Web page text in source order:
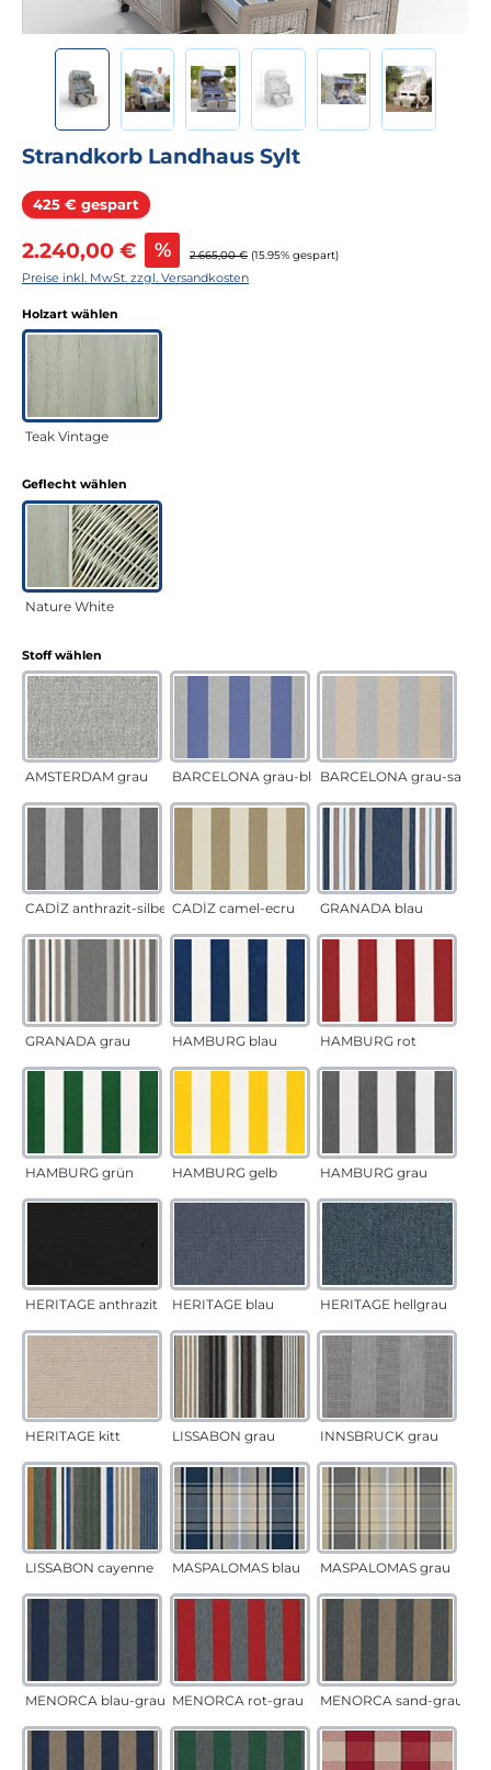
Strandkorb Landhaus Sylt
425 € gespart Rabatt
Verkaufspreis:
2.240,00 € % Regulärer Preis:
2.665,00 € (15.95% gespart)
Preise inkl. MwSt. zzgl. Versandkosten
Holzart wählen
Teak Vintage
Geflecht wählen
Nature White
Stoff wählen
AMSTERDAM grau BARCELONA grau-blauBARCELONA grau-sand
CADÍZ anthrazit-silber CADÍZ camel-ecru GRANADA blau
GRANADA grau HAMBURG blau HAMBURG rot
HAMBURG grün HAMBURG gelb HAMBURG grau
HERITAGE anthrazit HERITAGE blau HERITAGE hellgrau
HERITAGE kitt LISSABON grau INNSBRUCK grau
LISSABON cayenne MASPALOMAS blau MASPALOMAS grau
MENORCA blau-grau MENORCA rot-grau MENORCA sand-grau